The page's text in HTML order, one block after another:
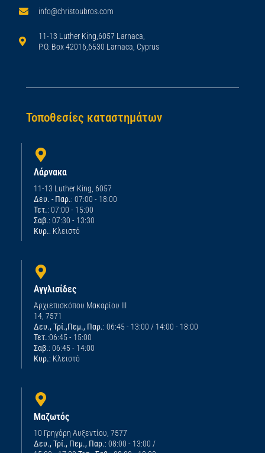
info@christoubros.com
11-13 Luther King,6057 Larnaca,
P.O. Box 42016,6530 Larnaca, Cyprus
Τοποθεσίες καταστημάτων
Λάρνακα
11-13 Luther King, 6057
Δευ. - Παρ.: 07:00 - 18:00
Τετ.: 07:00 - 15:00
Σαβ.: 07:30 - 13:30
Κυρ.: Κλειστό
Αγγλισίδες
Αρχιεπισκόπου Μακαρίου ΙΙΙ
14, 7571
Δευ., Τρί.,Πεμ., Παρ.: 06:45 - 13:00 / 14:00 - 18:00
Τετ.:06:45 - 15:00
Σαβ.: 06:45 - 14:00
Κυρ.: Κλειστό
Μαζωτός
10 Γρηγόρη Αυξεντίου, 7577
Δευ., Τρί., Πεμ., Παρ.: 08:00 - 13:00 /